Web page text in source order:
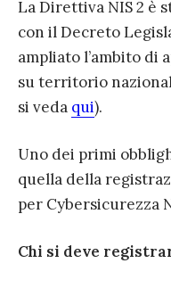
La Direttiva NIS 2 è
con il Decreto
ampliato l’ambito di
su territorio
si veda qui).
Uno dei primi
quella della
per Cybersicurezza
Chi si deve